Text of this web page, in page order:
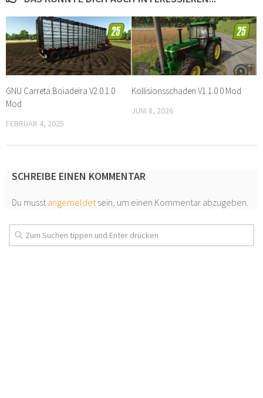
GNU Carreta Boiadeira V2.0.1.0
Mod
FEBRUAR 4, 2025
Kollisionsschaden V1.1.0.0 Mod
JUNI 8, 2026
SCHREIBE EINEN KOMMENTAR
Du musstangemeldetsein, um einen Kommentar abzugeben.